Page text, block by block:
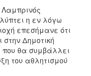
η εν λόγω
επεσήμανε ότι
στην Δημοτική
που θα συμβάλλει
του αθλητισμού